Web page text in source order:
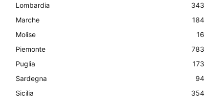
Lombardia
343
Marche
184
Molise
16
Piemonte
783
Puglia
173
Sardegna
94
Sicilia
354